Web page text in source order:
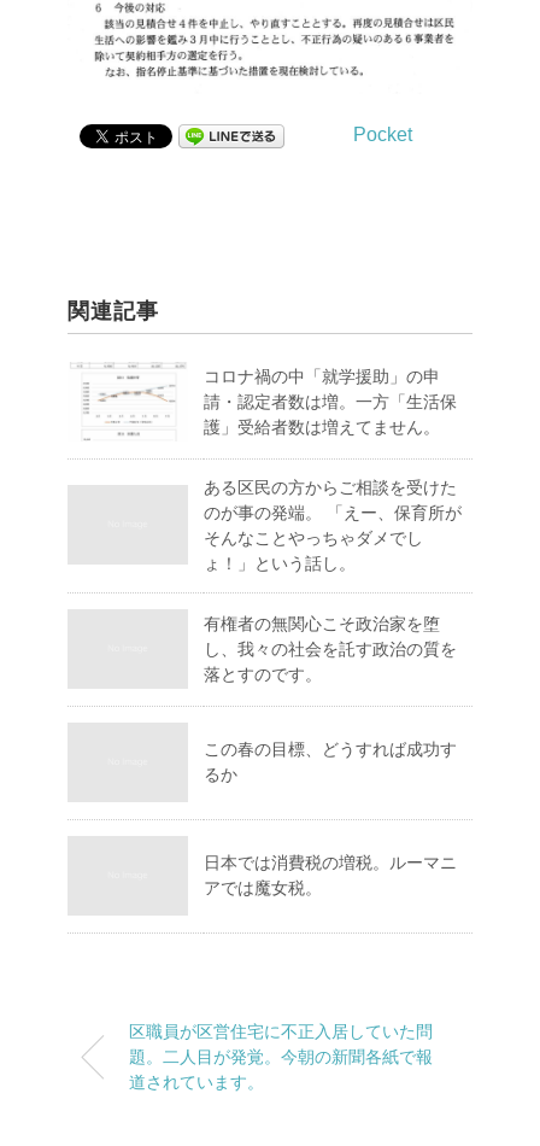
Pocket
関連記事
コロナ禍の中「就学援助」の申
請・認定者数は増。一方「生活保
護」受給者数は増えてません。
ある区民の方からご相談を受けた
のが事の発端。 「えー、保育所が
そんなことやっちゃダメでし
ょ！」という話し。
有権者の無関心こそ政治家を堕
し、我々の社会を託す政治の質を
落とすのです。
この春の目標、どうすれば成功す
るか
日本では消費税の増税。ルーマニ
アでは魔女税。
区職員が区営住宅に不正入居していた問
題。二人目が発覚。今朝の新聞各紙で報
道されています。